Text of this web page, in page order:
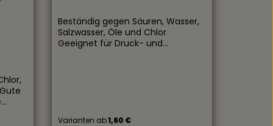
Beständig gegen Säuren, Wasser,
Salzwasser, Öle und Chlor
Geeignet für Druck- und
Varianten ab1,60 €